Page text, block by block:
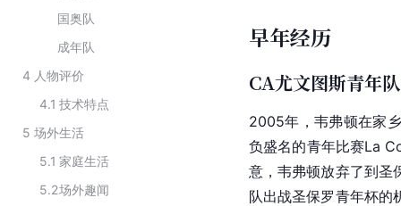
国奥队
成年队
4 人物评价
4.1 技术特点
5 场外生活
5.1 家庭生活
5.2场外趣闻
早年经历
CA尤文图斯青年队
2005年，韦弗顿在家
负盛名的青年比赛La
意，韦弗顿放弃了到圣
队出战圣保罗青年杯的